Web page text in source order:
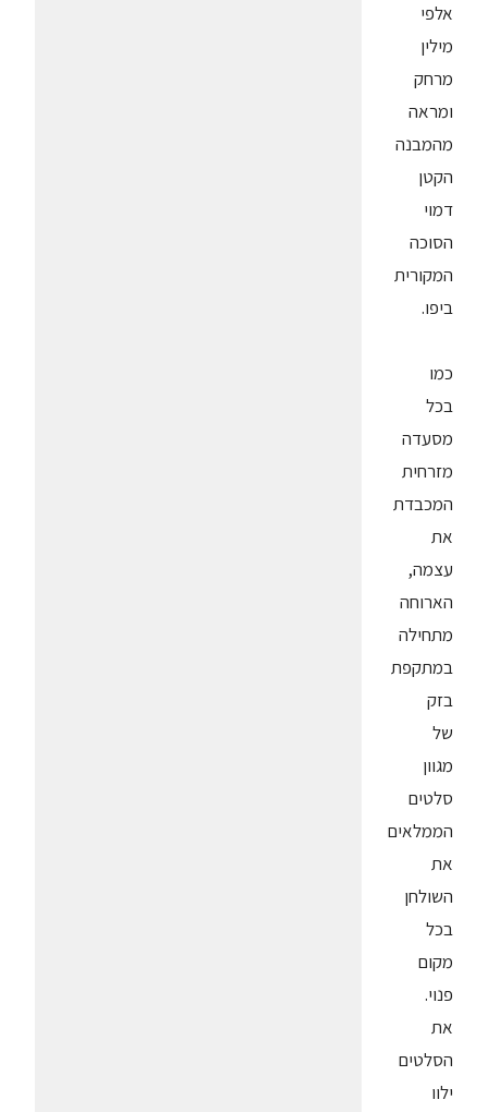
אלפי
מילין
מרחק
ומראה
מהמבנה
הקטן
דמוי
הסוכה
המקורית
ביפו.
כמו
בכל
מסעדה
מזרחית
המכבדת
את
עצמה,
הארוחה
מתחילה
במתקפת
בזק
של
מגוון
סלטים
הממלאים
את
השולחן
בכל
מקום
פנוי.
את
הסלטים
ילוו